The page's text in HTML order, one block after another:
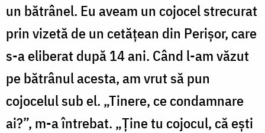
un bătrânel. Eu aveam un cojocel strecurat
prin vizetă de un cetăţean din Perişor, care
s-a eliberat după 14 ani. Când l-am văzut
pe bătrânul acesta, am vrut să pun
cojocelul sub el. „Tinere, ce condamnare
ai?”, m-a întrebat. „Ţine tu cojocul, că eşti